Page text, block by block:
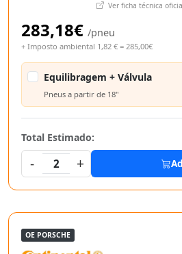
Ver ficha técnica
283,18€ /pneu
+ Imposto ambiental 1,82 € = 285,00€
Equilibragem + Válvula
Pneus a partir de 18"
Total Estimado:
-
2 +
OE PORSCHE